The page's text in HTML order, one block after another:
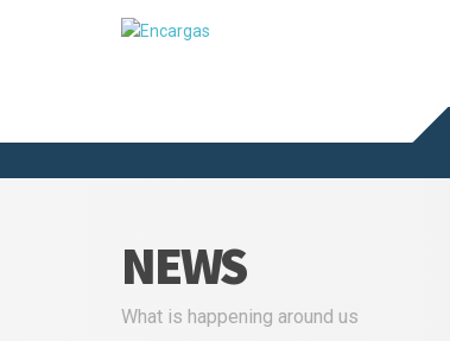
NEWS
What is happening around us